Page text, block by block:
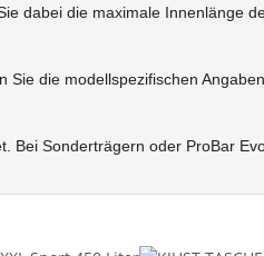
dabei die maximale Innenlänge
Sie die modellspezifischen
Bei Sonderträgern oder ProBar